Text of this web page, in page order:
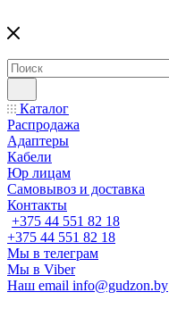
Каталог
Распродажа
Адаптеры
Кабели
Юр лицам
Самовывоз и доставка
Контакты
+375 44 551 82 18
+375 44 551 82 18
Мы в телеграм
Мы в Viber
Наш email info@gudzon.by